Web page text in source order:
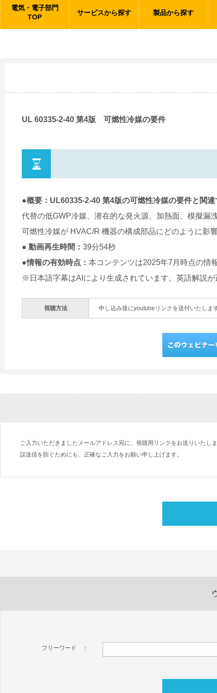
電気・電子部門
TOP
サービスから探す 製品から探す
UL 60335-2-40 第4版 可燃性冷媒の要件
●概要：UL60335-2-40 第4版の可燃性冷媒の要件と関連
代替の低GWP冷媒、潜在的な発火源、加熱面、模擬漏
可燃性冷媒が HVAC/R 機器の構成部品にどのように影
● 動画再生時間： 39分54秒
●情報の有効時点： 本コンテンツは2025年7月時点の情
※日本語字幕はAIにより生成されています。英語解説
視聴方法 申し込み後にyoutubeリンクを送付いたしま
ご入力いただきましたメールアドレス宛に、視聴用リンクをお送りいたし
誤送信を防ぐためにも、正確なご入力をお願い申し上げます。
フリーワード ：